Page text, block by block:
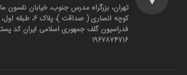
تهران، بزرگراه مدرس جنوب، خیابان نلسون
کوچه انصاری ( صداقت )،
فدراسیون گلف جمهوری اسلامی ایران کد
۱۹۶۷۸۷۴۷۱۶